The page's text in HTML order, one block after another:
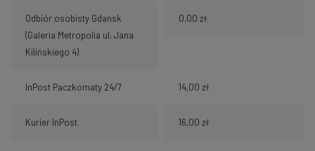
Odbiór osobisty Gdańsk
(Galeria Metropolia ul. Jana
Kilińskiego 4)
0,00 zł
InPost Paczkomaty 24/7 14,00 zł
Kurier InPost 16,00 zł